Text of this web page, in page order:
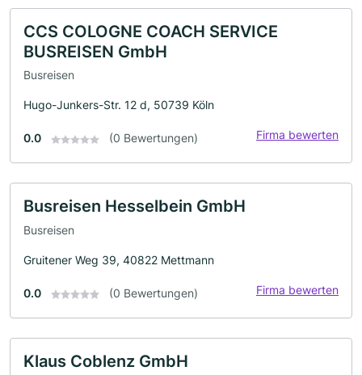
CCS COLOGNE COACH SERVICE
BUSREISEN GmbH
Busreisen
Hugo-Junkers-Str. 12 d, 50739 Köln
0.0 (0 Bewertungen) Firma bewerten
Busreisen Hesselbein GmbH
Busreisen
Gruitener Weg 39, 40822 Mettmann
0.0 (0 Bewertungen) Firma bewerten
Klaus Coblenz GmbH